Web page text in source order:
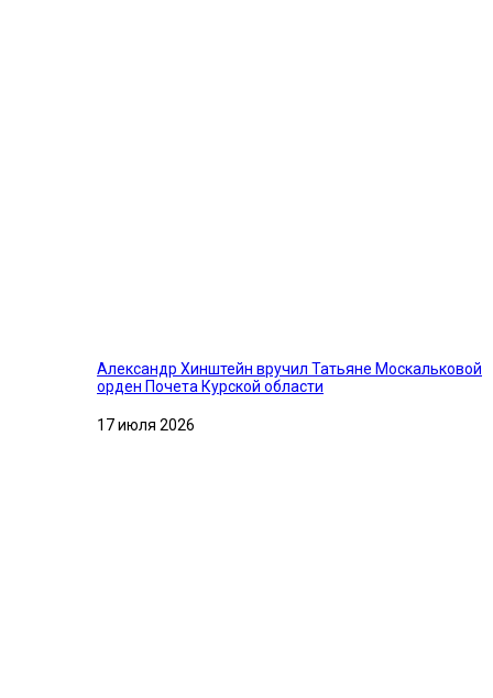
Александр Хинштейн вручил Татьяне Москальковой
орден Почета Курской области
17 июля 2026